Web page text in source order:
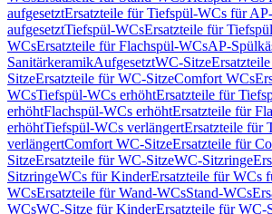
aufgesetztErsatzteile für Tiefspül-WCs für
aufgesetztTiefspül-WCsErsatzteile für
WCsErsatzteile für Flachspül-WCsAP-
SanitärkeramikAufgesetztWC-Sitze
SitzeErsatzteile für WC-SitzeComfort WCs
WCsTiefspül-WCs erhöhtErsatzteile für
erhöhtFlachspül-WCs erhöhtErsatzteile für
erhöhtTiefspül-WCs verlängertErsatzteile für
verlängertComfort WC-SitzeErsatzteile für
SitzeErsatzteile für WC-SitzeWC-Sitzringe
SitzringeWCs für KinderErsatzteile für WCs
WCsErsatzteile für Wand-WCsStand-WCs
WCsWC-Sitze für KinderErsatzteile für WC-